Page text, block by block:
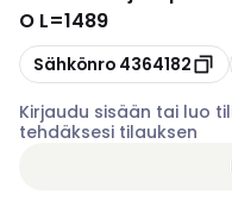
O L=1489
Kopioi
Sähkönro 4364182
Kirjaudu sisään tai luo
tehdäksesi tilauksen